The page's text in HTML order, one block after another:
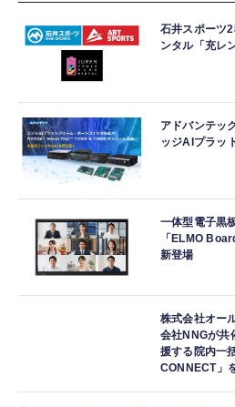
石井スポーツ
ンタル「充レ
アドバンテッ
ッジAIプラッ
一体型電子黒
「ELMO
新登場
株式会社オー
会社NNGが共
援する院内一
CONNECT」